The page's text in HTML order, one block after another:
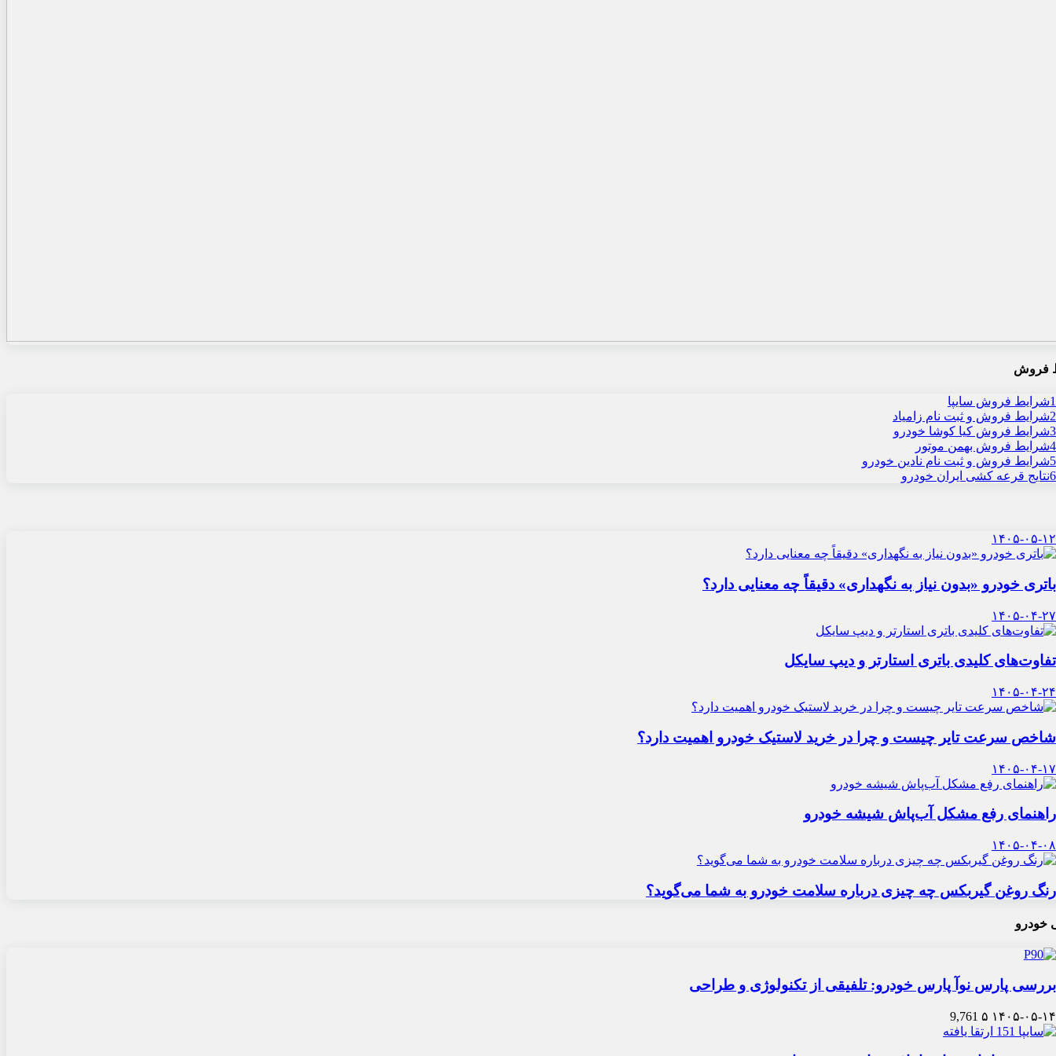
فروش
1شرایط فروش سایپا
2شرایط فروش و ثبت نام زامیاد
3شرایط فروش کیا کوشا خودرو
4شرایط فروش بهمن موتور
5شرایط فروش و ثبت نام نادین خودرو
6نتایج قرعه کشی ایران خودرو
۱۴۰۵-۰۵-۱۲
باتری خودرو «بدون نیاز به نگهداری» دقیقاً چه معنایی دارد؟
۱۴۰۵-۰۴-۲۷
تفاوت‌های کلیدی باتری استارتر و دیپ سایکل
۱۴۰۵-۰۴-۲۴
شاخص سرعت تایر چیست و چرا در خرید لاستیک خودرو اهمیت دارد؟
۱۴۰۵-۰۴-۱۷
راهنمای رفع مشکل آب‌پاش شیشه خودرو
۱۴۰۵-۰۴-۰۸
رنگ روغن گیربکس چه چیزی درباره سلامت خودرو به شما می‌گوید؟
خودرو
بررسی پارس نوآ پارس خودرو: تلفیقی از تکنولوژی و طراحی
۱۴۰۵-۰۵-۱۴ ۵ 9,761